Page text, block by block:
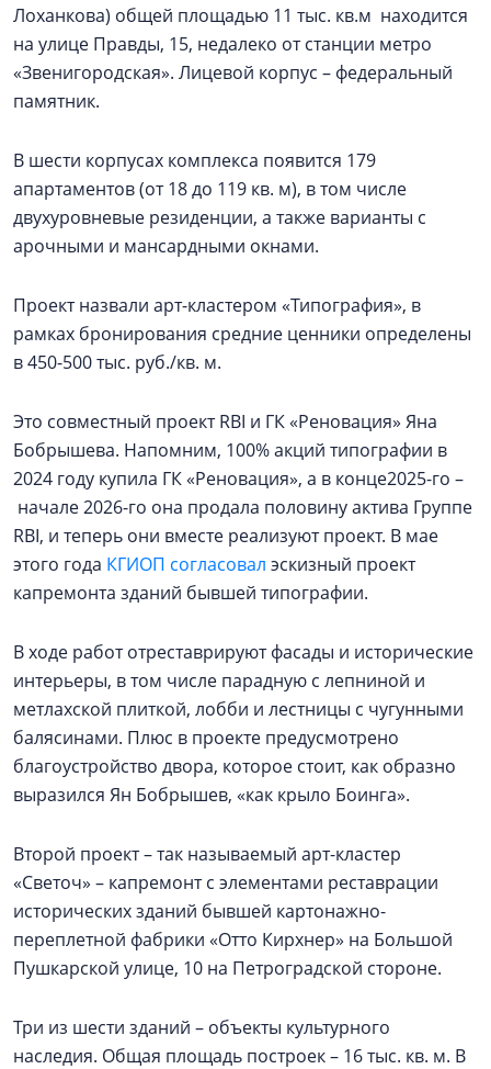
Лоханкова) общей площадью 11 тыс. кв.м находится
на улице Правды, 15, недалеко от станции метро
«Звенигородская». Лицевой корпус – федеральный
памятник.
В шести корпусах комплекса появится 179
апартаментов (от 18 до 119 кв. м), в том числе
двухуровневые резиденции, а также варианты с
арочными и мансардными окнами.
Проект назвали арт-кластером «Типография», в
рамках бронирования средние ценники определены
в 450-500 тыс. руб./кв. м.
Это совместный проект RBI и ГК «Реновация» Яна
Бобрышева. Напомним, 100% акций типографии в
2024 году купила ГК «Реновация», а в конце2025-го –
начале 2026-го она продала половину актива Группе
RBI, и теперь они вместе реализуют проект. В мае
этого года КГИОП согласовал эскизный проект
капремонта зданий бывшей типографии.
В ходе работ отреставрируют фасады и исторические
интерьеры, в том числе парадную с лепниной и
метлахской плиткой, лобби и лестницы с чугунными
балясинами. Плюс в проекте предусмотрено
благоустройство двора, которое стоит, как образно
выразился Ян Бобрышев, «как крыло Боинга».
Второй проект – так называемый арт-кластер
«Светоч» – капремонт с элементами реставрации
исторических зданий бывшей картонажно-
переплетной фабрики «Отто Кирхнер» на Большой
Пушкарской улице, 10 на Петроградской стороне.
Три из шести зданий – объекты культурного
наследия. Общая площадь построек – 16 тыс. кв. м. В